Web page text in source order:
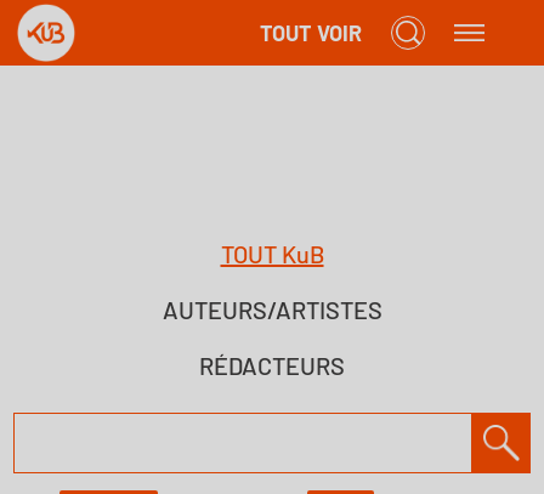
TOUT VOIR
TOUT KuB
AUTEURS/ARTISTES
RÉDACTEURS